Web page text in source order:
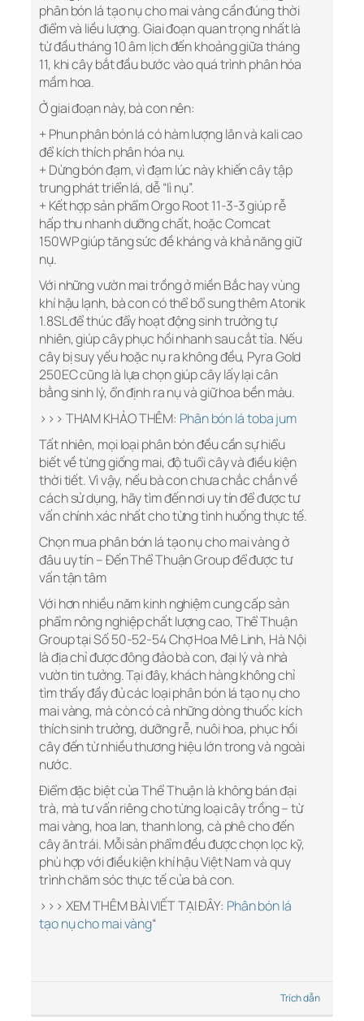
phân bón lá tạo nụ cho mai vàng cần đúng thời
điểm và liều lượng. Giai đoạn quan trọng nhất là
từ đầu tháng 10 âm lịch đến khoảng giữa tháng
11, khi cây bắt đầu bước vào quá trình phân hóa
mầm hoa.
Ở giai đoạn này, bà con nên:
+ Phun phân bón lá có hàm lượng lân và kali cao
để kích thích phân hóa nụ.
+ Dừng bón đạm, vì đạm lúc này khiến cây tập
trung phát triển lá, dễ “lì nụ”.
+ Kết hợp sản phẩm Orgo Root 11-3-3 giúp rễ
hấp thu nhanh dưỡng chất, hoặc Comcat
150WP giúp tăng sức đề kháng và khả năng giữ
nụ.
Với những vườn mai trồng ở miền Bắc hay vùng
khí hậu lạnh, bà con có thể bổ sung thêm Atonik
1.8SL để thúc đẩy hoạt động sinh trưởng tự
nhiên, giúp cây phục hồi nhanh sau cắt tỉa. Nếu
cây bị suy yếu hoặc nụ ra không đều, Pyra Gold
250EC cũng là lựa chọn giúp cây lấy lại cân
bằng sinh lý, ổn định ra nụ và giữ hoa bền màu.
>>> THAM KHẢO THÊM: Phân bón lá toba jum
Tất nhiên, mọi loại phân bón đều cần sự hiểu
biết về từng giống mai, độ tuổi cây và điều kiện
thời tiết. Vì vậy, nếu bà con chưa chắc chắn về
cách sử dụng, hãy tìm đến nơi uy tín để được tư
vấn chính xác nhất cho từng tình huống thực tế.
Chọn mua phân bón lá tạo nụ cho mai vàng ở
đâu uy tín – Đến Thể Thuận Group để được tư
vấn tận tâm
Với hơn nhiều năm kinh nghiệm cung cấp sản
phẩm nông nghiệp chất lượng cao, Thể Thuận
Group tại Số 50-52-54 Chợ Hoa Mê Linh, Hà Nội
là địa chỉ được đông đảo bà con, đại lý và nhà
vườn tin tưởng. Tại đây, khách hàng không chỉ
tìm thấy đầy đủ các loại phân bón lá tạo nụ cho
mai vàng, mà còn có cả những dòng thuốc kích
thích sinh trưởng, dưỡng rễ, nuôi hoa, phục hồi
cây đến từ nhiều thương hiệu lớn trong và ngoài
nước.
Điểm đặc biệt của Thể Thuận là không bán đại
trà, mà tư vấn riêng cho từng loại cây trồng – từ
mai vàng, hoa lan, thanh long, cà phê cho đến
cây ăn trái. Mỗi sản phẩm đều được chọn lọc kỹ,
phù hợp với điều kiện khí hậu Việt Nam và quy
trình chăm sóc thực tế của bà con.
>>> XEM THÊM BÀI VIẾT TẠI ĐÂY: Phân bón lá
tạo nụ cho mai vàng“
Trích dẫn